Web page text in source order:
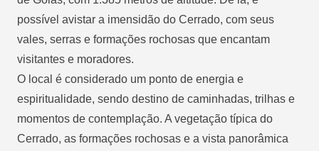
possível avistar a imensidão do Cerrado, com seus
vales, serras e formações rochosas que encantam
visitantes e moradores.
O local é considerado um ponto de energia e
espiritualidade, sendo destino de caminhadas, trilhas e
momentos de contemplação. A vegetação típica do
Cerrado, as formações rochosas e a vista panorâmica